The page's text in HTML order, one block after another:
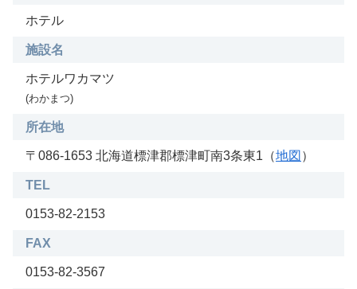
ホテル
施設名
ホテルワカマツ
(わかまつ)
所在地
〒086-1653 北海道標津郡標津町南3条東1（地図 ）
TEL
0153-82-2153
FAX
0153-82-3567